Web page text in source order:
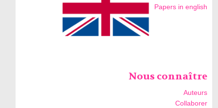
Papers in english
Nous connaître
Auteurs
Collaborer